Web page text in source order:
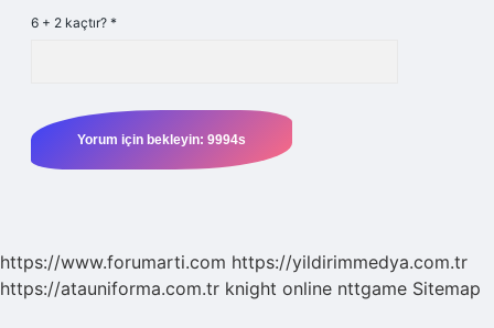
6 + 2 kaçtır? *
https://www.forumarti.com https://yildirimmedya.com.tr
https://atauniforma.com.tr knight online nttgame Sitemap